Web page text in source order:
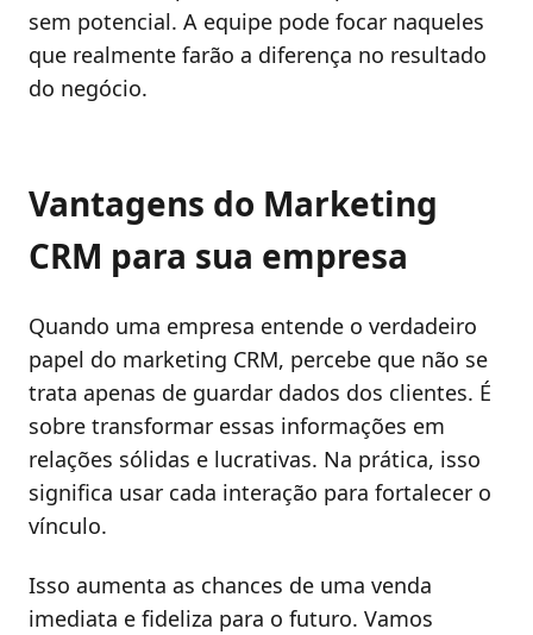
sem potencial. A equipe pode focar naqueles
que realmente farão a diferença no resultado
do negócio.
Vantagens do Marketing
CRM para sua empresa
Quando uma empresa entende o verdadeiro
papel do marketing CRM, percebe que não se
trata apenas de guardar dados dos clientes. É
sobre transformar essas informações em
relações sólidas e lucrativas. Na prática, isso
significa usar cada interação para fortalecer o
vínculo.
Isso aumenta as chances de uma venda
imediata e fideliza para o futuro. Vamos